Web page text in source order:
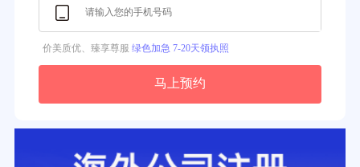
价美质优、臻享尊服 绿色加急 7-20天领执照
马上预约